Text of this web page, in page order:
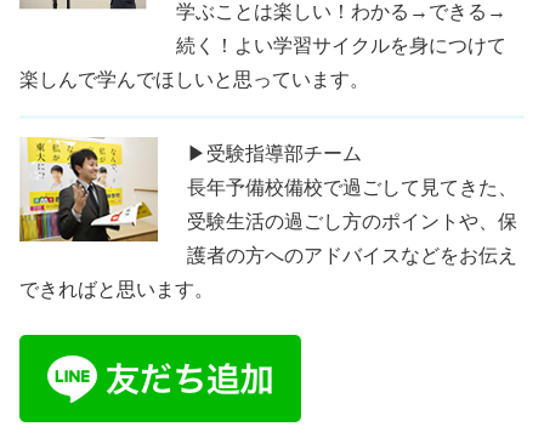
学ぶことは楽しい！わかる→できる→
続く！よい学習サイクルを身につけて
楽しんで学んでほしいと思っています。
▶受験指導部チーム
長年予備校備校で過ごして見てきた、
受験生活の過ごし方のポイントや、保
護者の方へのアドバイスなどをお伝え
できればと思います。